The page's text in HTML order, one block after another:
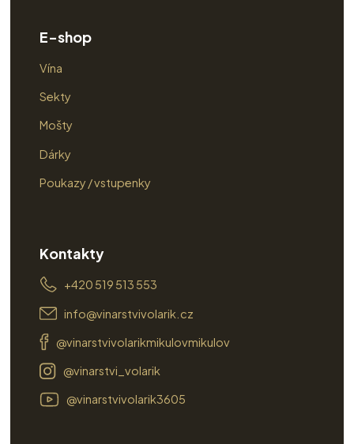
E-shop
Vína
Sekty
Mošty
Dárky
Poukazy / vstupenky
Kontakty
+420 519 513 553
info@vinarstvivolarik.cz
@vinarstvivolarikmikulovmikulov
@vinarstvi_volarik
@vinarstvivolarik3605